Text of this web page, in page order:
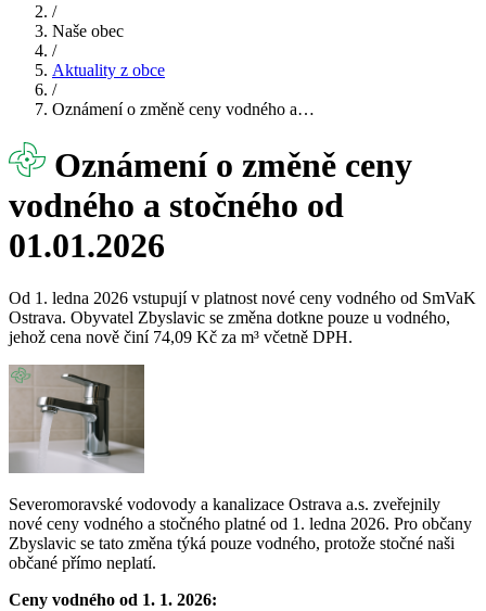
/
Naše obec
/
Aktuality z obce
/
Oznámení o změně ceny vodného a…
Oznámení o změně ceny
vodného a stočného od
01.01.2026
Od 1. ledna 2026 vstupují v platnost nové ceny vodného od SmVaK
Ostrava. Obyvatel Zbyslavic se změna dotkne pouze u vodného,
jehož cena nově činí 74,09 Kč za m³ včetně DPH.
Severomoravské vodovody a kanalizace Ostrava a.s. zveřejnily
nové ceny vodného a stočného platné od 1. ledna 2026. Pro občany
Zbyslavic se tato změna týká pouze vodného, protože stočné naši
občané přímo neplatí.
Ceny vodného od 1. 1. 2026: